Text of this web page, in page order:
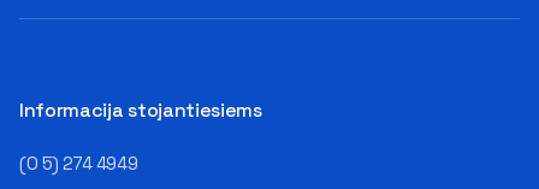
Informacija stojantiesiems
(0 5) 274 4949